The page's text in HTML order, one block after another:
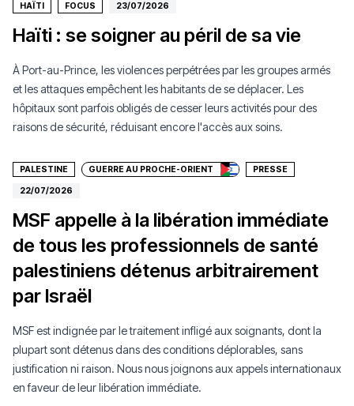
HAÏTI FOCUS 23/07/2026
Haïti : se soigner au péril de sa vie
À Port-au-Prince, les violences perpétrées par les groupes armés
et les attaques empêchent les habitants de se déplacer. Les
hôpitaux sont parfois obligés de cesser leurs activités pour des
raisons de sécurité, réduisant encore l'accès aux soins.
Faire un don
PALESTINE GUERRE AU PROCHE-ORIENT PRESSE
22/07/2026
MSF appelle à la libération immédiate
de tous les professionnels de santé
palestiniens détenus arbitrairement
par Israël
MSF est indignée par le traitement infligé aux soignants, dont la
plupart sont détenus dans des conditions déplorables, sans
justification ni raison. Nous nous joignons aux appels internationaux
en faveur de leur libération immédiate.